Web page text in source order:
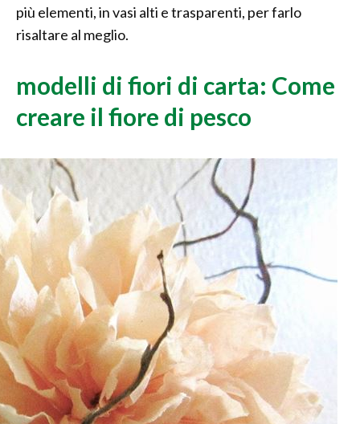
più elementi, in vasi alti e trasparenti, per farlo
risaltare al meglio.
modelli di fiori di carta: Come
creare il fiore di pesco